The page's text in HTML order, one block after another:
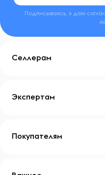
Подписываясь, я даю
Селлерам
Экспертам
Покупателям